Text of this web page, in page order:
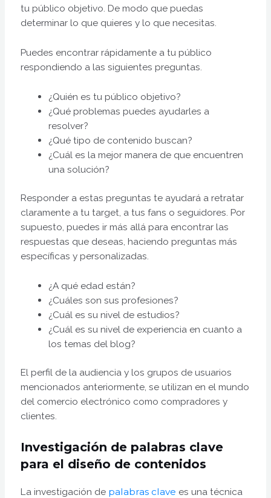
tu público objetivo. De modo que puedas
determinar lo que quieres y lo que necesitas.
Puedes encontrar rápidamente a tu público
respondiendo a las siguientes preguntas.
¿Quién es tu público objetivo?
¿Qué problemas puedes ayudarles a
resolver?
¿Qué tipo de contenido buscan?
¿Cuál es la mejor manera de que encuentren
una solución?
Responder a estas preguntas te ayudará a retratar
claramente a tu target, a tus fans o seguidores. Por
supuesto, puedes ir más allá para encontrar las
respuestas que deseas, haciendo preguntas más
específicas y personalizadas.
¿A qué edad están?
¿Cuáles son sus profesiones?
¿Cuál es su nivel de estudios?
¿Cuál es su nivel de experiencia en cuanto a
los temas del blog?
El perfil de la audiencia y los grupos de usuarios
mencionados anteriormente, se utilizan en el mundo
del comercio electrónico como compradores y
clientes.
Investigación de palabras clave
para el diseño de contenidos
La investigación depalabras clave es una técnica